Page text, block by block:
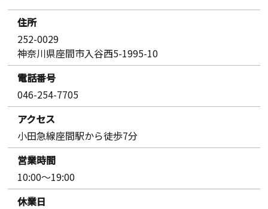
住所
252-0029
神奈川県座間市入谷西5-1995-10
電話番号
046-254-7705
アクセス
小田急線座間駅から徒歩7分
営業時間
10:00〜19:00
休業日